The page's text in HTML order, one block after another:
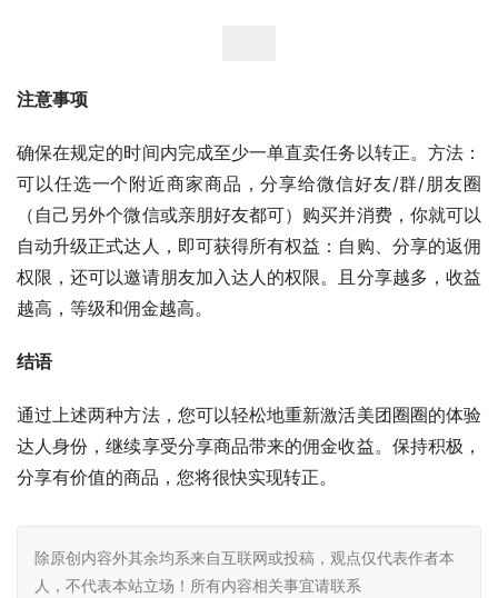
注意事项
确保在规定的时间内完成至少一单直卖任务以转正。方法：
可以任选一个附近商家商品，分享给微信好友/群/朋友圈
（自己另外个微信或亲朋好友都可）购买并消费，你就可以
自动升级正式达人，即可获得所有权益：自购、分享的返佣
权限，还可以邀请朋友加入达人的权限。且分享越多，收益
越高，等级和佣金越高。
结语
通过上述两种方法，您可以轻松地重新激活美团圈圈的体验
达人身份，继续享受分享商品带来的佣金收益。保持积极，
分享有价值的商品，您将很快实现转正。
除原创内容外其余均系来自互联网或投稿，观点仅代表作者本
人，不代表本站立场！所有内容相关事宜请联系